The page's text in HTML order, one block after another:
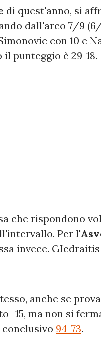
di quest'anno, si
dall'arco 7/9
con 10 e
punteggio è 29-18.
che rispondono
Per l'
invece.
anche se
-15, ma non si
94-73.